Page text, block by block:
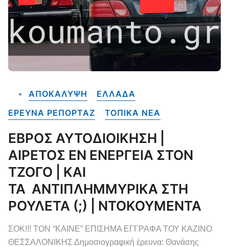
ΑΠΟΚΑΛΥΨΗ
ΕΛΛΑΔΑ
ΕΡΕΥΝΑ ΡΕΠΟΡΤΑΖ
ΤΟΠΙΚΑ NEA
ΕΒΡΟΣ ΑΥΤΟΔΙΟΙΚΗΣΗ |
ΑΙΡΕΤΟΣ ΕΝ ΕΝΕΡΓΕΙΑ ΣΤΟΝ
ΤΖΟΓΟ | ΚΑΙ
ΤΑ ΑΝΤΙΠΛΗΜΜΥΡΙΚΑ ΣΤΗ
ΡΟΥΛΕΤΑ (;) | ΝΤΟΚΟΥΜΕΝΤΑ
ΣΟΚ!!! ΤΟΝ “ΚΑΙΝΕ” ΕΠΙΣΗΜΑ ΕΓΓΡΑΦΑ ΤΟΥ ΚΑΖΙΝΟ
ΘΕΣΣΑΛΟΝΙΚΗΣ Δημοσιογραφική έρευνα: Θανάσης